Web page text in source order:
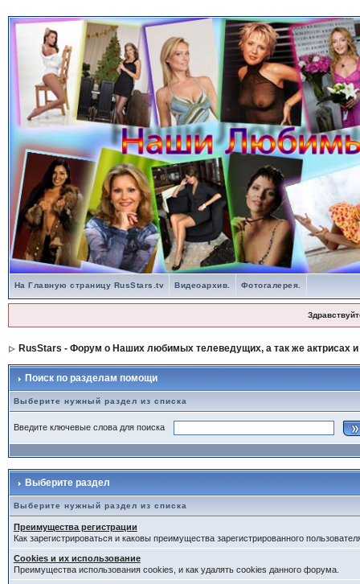
На Главную страницу RusStars.tv Видеоархив. Фотогалерея.
RusStars - Форум о Наших любимых телеведущих, а так же актрисах и
Поиск по разделам помощи
Выберите нужный раздел из списка
Введите ключевые слова для поиска
Выберите раздел
Выберите нужный раздел из списка
Преимущества регистрации
Как зарегистрироваться и каковы преимущества зарегистрированного
Cookies и их использование
Преимущества использования cookies, и как удалять cookies данного форума.